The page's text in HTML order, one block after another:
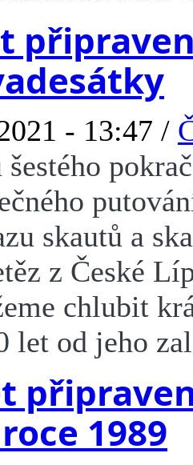
- 13:47 /
skautů a
z České
chlubit
let od jeho
1989